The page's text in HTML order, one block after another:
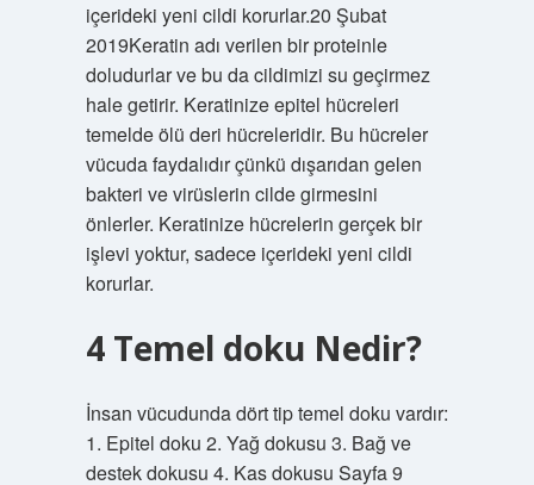
içerideki yeni cildi korurlar.20 Şubat
2019Keratin adı verilen bir proteinle
doludurlar ve bu da cildimizi su geçirmez
hale getirir. Keratinize epitel hücreleri
temelde ölü deri hücreleridir. Bu hücreler
vücuda faydalıdır çünkü dışarıdan gelen
bakteri ve virüslerin cilde girmesini
önlerler. Keratinize hücrelerin gerçek bir
işlevi yoktur, sadece içerideki yeni cildi
korurlar.
4 Temel doku Nedir?
İnsan vücudunda dört tip temel doku vardır:
1. Epitel doku 2. Yağ dokusu 3. Bağ ve
destek dokusu 4. Kas dokusu Sayfa 9